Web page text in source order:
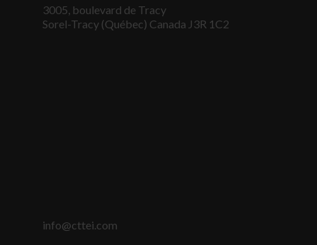
3005, boulevard de Tracy
Sorel-Tracy (Québec) Canada J3R 1C2
info@cttei.com